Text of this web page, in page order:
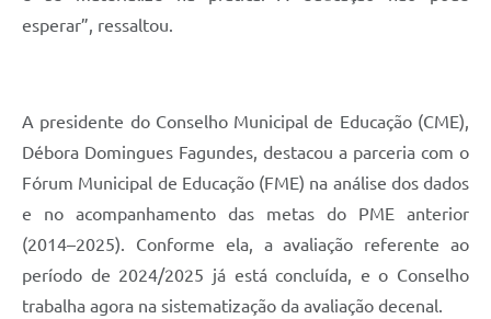
esperar”, ressaltou.
A presidente do Conselho Municipal de Educação (CME),
Débora Domingues Fagundes, destacou a parceria com o
Fórum Municipal de Educação (FME) na análise dos dados
e no acompanhamento das metas do PME anterior
(2014–2025). Conforme ela, a avaliação referente ao
período de 2024/2025 já está concluída, e o Conselho
trabalha agora na sistematização da avaliação decenal.